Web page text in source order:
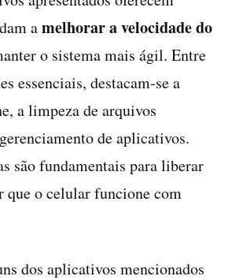
amelhorar a velocidade do
o sistema mais ágil. Entre
essenciais, destacam-se a
a limpeza de arquivos
de aplicativos.
são fundamentais para liberar
que o celular funcione com
dos aplicativos mencionados